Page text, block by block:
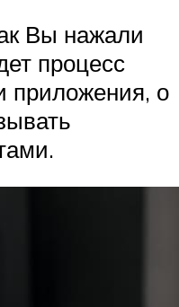
Вы нажали
процесс
приложения, о